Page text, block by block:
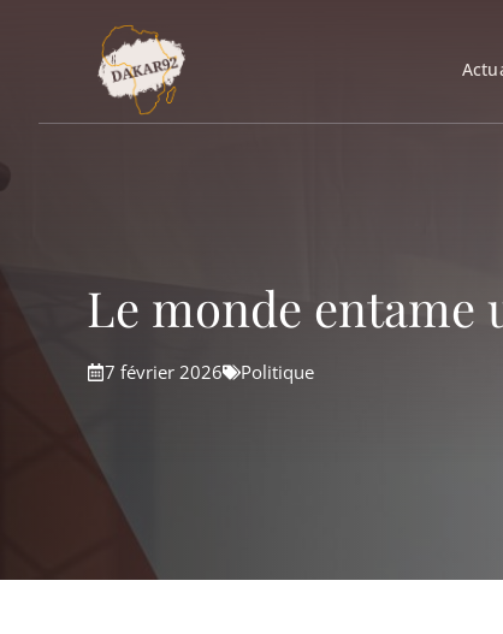
Le monde entame
7 février 2026 Politique